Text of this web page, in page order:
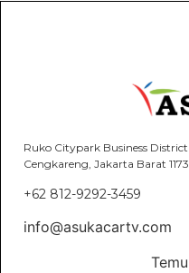
Ruko Citypark Business
Cengkareng, Jakarta Barat
+62 812-9292-3459
info@asukacartv.com